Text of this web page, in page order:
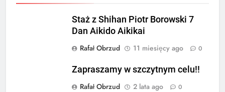
Staż z Shihan Piotr Borowski 7
Dan Aikido Aikikai
Rafał Obrzud
11 miesięcy ago 0
Zapraszamy w szczytnym celu!!
Rafał Obrzud
2 lata ago 0